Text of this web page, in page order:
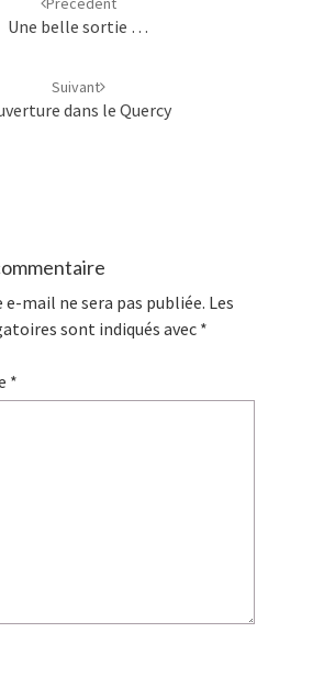
Une belle sortie …
Suivant
dans le Quercy
e-mail ne sera pas publiée. Les
sont indiqués avec *
*